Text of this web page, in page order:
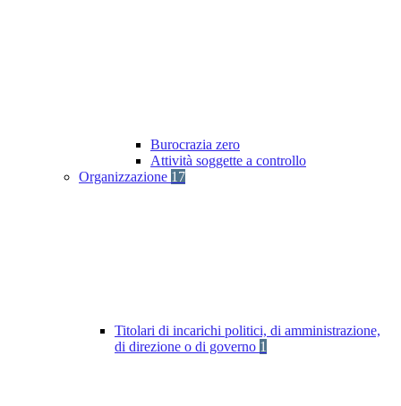
Burocrazia zero
Attività soggette a controllo
Organizzazione 17
Titolari di incarichi politici, di amministrazione,
di direzione o di governo 1